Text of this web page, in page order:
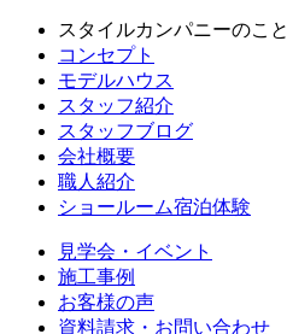
スタイルカンパニーのこと
コンセプト
モデルハウス
スタッフ紹介
スタッフブログ
会社概要
職人紹介
ショールーム宿泊体験
見学会・イベント
施工事例
お客様の声
資料請求・お問い合わせ